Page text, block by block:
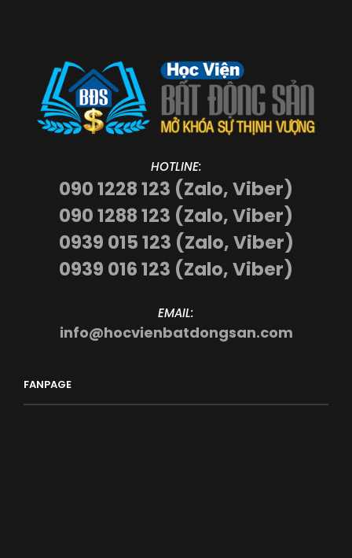
HOTLINE:
090 1228 123 (Zalo, Viber)
090 1288 123 (Zalo, Viber)
0939 015 123 (Zalo, Viber)
0939 016 123 (Zalo, Viber)
EMAIL:
info@hocvienbatdongsan.com
FANPAGE